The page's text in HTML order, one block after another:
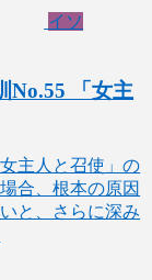
イソ
No.55 「女主
主人と召使」の
合、根本の原因
と、さらに深み